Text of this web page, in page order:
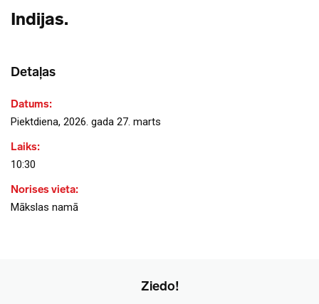
Indijas.
Detaļas
Datums:
Piektdiena, 2026. gada 27. marts
Laiks:
10:30
Norises vieta:
Mākslas namā
Ziedo!